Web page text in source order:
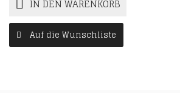
IN DEN WARENKORB
Auf die Wunschliste